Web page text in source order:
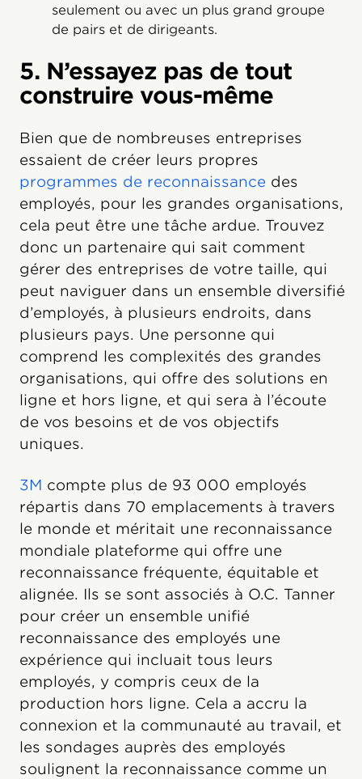
seulement ou avec un plus grand groupe
de pairs et de dirigeants.
5. N’essayez pas de tout
construire vous-même
Bien que de nombreuses entreprises
essaient de créer leurs propres
programmes de reconnaissance des
employés, pour les grandes organisations,
cela peut être une tâche ardue. Trouvez
donc un partenaire qui sait comment
gérer des entreprises de votre taille, qui
peut naviguer dans un ensemble diversifié
d’employés, à plusieurs endroits, dans
plusieurs pays. Une personne qui
comprend les complexités des grandes
organisations, qui offre des solutions en
ligne et hors ligne, et qui sera à l’écoute
de vos besoins et de vos objectifs
uniques.
3M compte plus de 93 000 employés
répartis dans 70 emplacements à travers
le monde et méritait une reconnaissance
mondiale plateforme qui offre une
reconnaissance fréquente, équitable et
alignée. Ils se sont associés à O.C. Tanner
pour créer un ensemble unifié
reconnaissance des employés une
expérience qui incluait tous leurs
employés, y compris ceux de la
production hors ligne. Cela a accru la
connexion et la communauté au travail, et
les sondages auprès des employés
soulignent la reconnaissance comme un